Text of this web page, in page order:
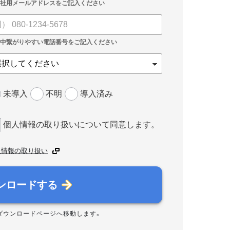
未導入 不明 導入済み
個人情報の取り扱いについて同意します。
報の取り扱い
ロードする
ウンロードページへ移動します。